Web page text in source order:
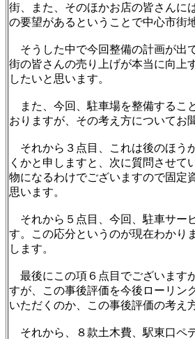
街、また、そのほかお店の皆さんに
の要望があるということで中心市街
そうした中で今回整備の計画が出
街の皆さんの売り上げが本当に向上
したいと思います。
また、今回、駐車場を整備するこ
おりますが、その考え方についてお
それから３点目、これは後のほう
くかと申しますと、次に質問させ
物になるわけでございますので固定
思います。
それから５点目、今回、駐車サー
す。この応分というのが現在わかり
します。
最後にこの項６点目でございます
すが、この事後評価を今後ローリン
いただくのか、この事後評価の考え
それから、８款土木費、駅東口ペ